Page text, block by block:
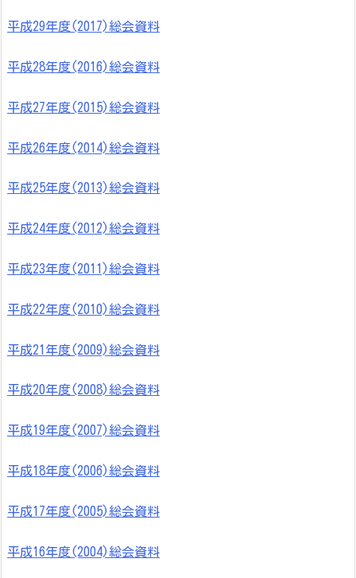
平成29年度(2017)総会資料
平成28年度(2016)総会資料
平成27年度(2015)総会資料
平成26年度(2014)総会資料
平成25年度(2013)総会資料
平成24年度(2012)総会資料
平成23年度(2011)総会資料
平成22年度(2010)総会資料
平成21年度(2009)総会資料
平成20年度(2008)総会資料
平成19年度(2007)総会資料
平成18年度(2006)総会資料
平成17年度(2005)総会資料
平成16年度(2004)総会資料